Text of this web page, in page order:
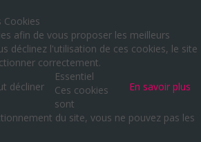
Cookies
afin de vous proposer les meilleurs
déclinez l'utilisation de ces cookies, le site
correctement.
décliner En savoir plus
Essentiel
Ces cookies
sont
du site, vous ne pouvez pas les